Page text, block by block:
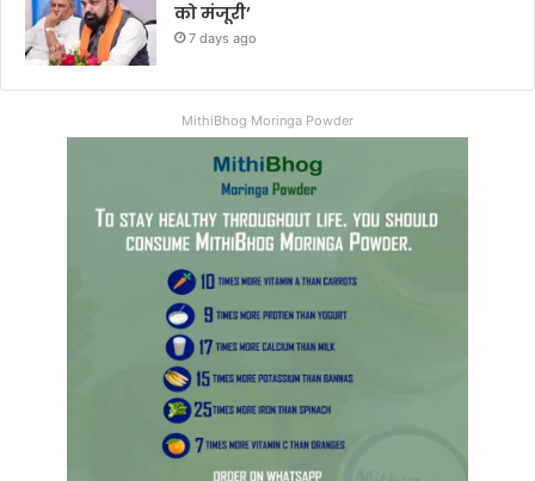
को मंजूरी’
7 days ago
MithiBhog Moringa Powder